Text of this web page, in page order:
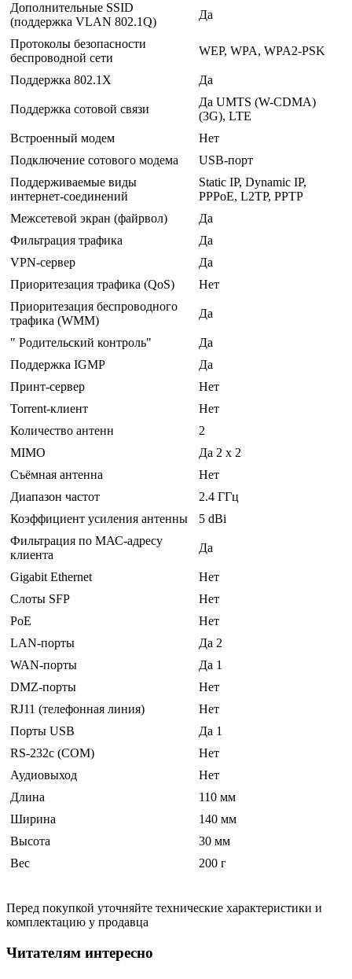
Дополнительные SSID
(поддержка VLAN 802.1Q)
Да
Протоколы безопасности
беспроводной сети
WEP, WPA, WPA2-PSK
Поддержка 802.1X Да
Поддержка сотовой связи
Да UMTS (W-CDMA)
(3G), LTE
Встроенный модем
Нет
Подключение сотового модема
USB-порт
Поддерживаемые виды
интернет-соединений
Static IP, Dynamic IP,
PPPoE, L2TP, PPTP
Межсетевой экран (файрвол)
Да
Фильтрация трафика
Да
VPN-сервер
Да
Приоритезация трафика (QoS)
Нет
Приоритезация беспроводного
трафика (WMM)
Да
" Родительский контроль"
Да
Поддержка IGMP
Да
Принт-сервер
Нет
Torrent-клиент
Нет
Количество антенн
2
MIMO
Да 2 x 2
Съёмная антенна
Нет
Диапазон частот
2.4 ГГц
Коэффициент усиления антенны
5 dBi
Фильтрация по МАС-адресу
клиента
Да
Gigabit Ethernet
Нет
Слоты SFP
Нет
PoE
Нет
LAN-порты
Да 2
WAN-порты
Да 1
DMZ-порты
Нет
RJ11 (телефонная линия)
Нет
Порты USB
Да 1
RS-232c (COM)
Нет
Аудиовыход
Нет
Длина
110 мм
Ширина
140 мм
Высота
30 мм
Вес
200 г
Перед покупкой уточняйте технические характеристики и
комплектацию у продавца
Читателям интересно